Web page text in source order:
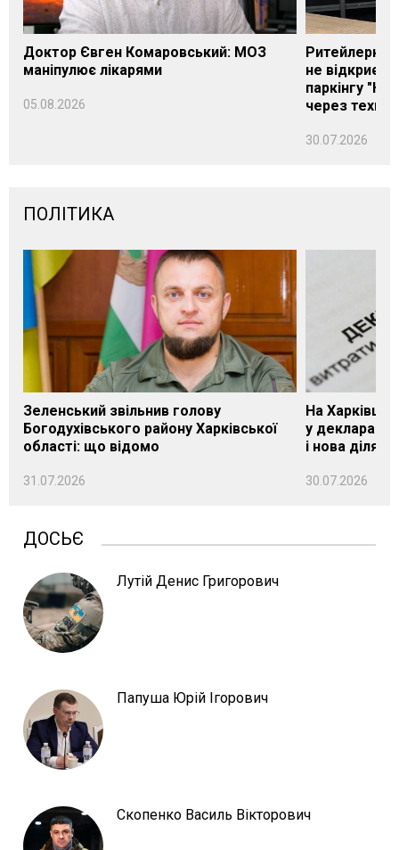
Доктор Євген Комаровський: МОЗ
маніпулює лікарями
05.08.2026
Ритейлерка
не
паркінгу
через
30.07.2026
ПОЛІТИКА
Зеленський звільнив голову
Богодухівського району Харківської
області: що відомо
31.07.2026
На
у декларації
і нова
30.07.2026
ДОСЬЄ
Лутій Денис Григорович
Папуша Юрій Ігорович
Скопенко Василь Вікторович